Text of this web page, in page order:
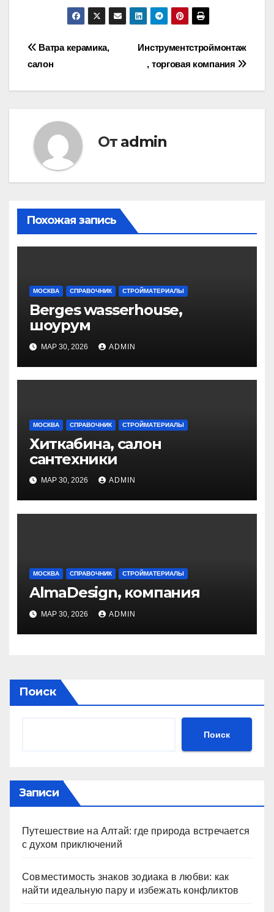
Навигация
Инструментстроймонтаж
, торговая компания
Ватра керамика,
салон
От admin
Похожая запись
МОСКВА СПРАВОЧНИК СТРОЙМАТЕРИАЛЫ
Berges wasserhouse,
шоурум
МАР 30, 2026 ADMIN
МОСКВА СПРАВОЧНИК СТРОЙМАТЕРИАЛЫ
Хиткабина, салон
сантехники
МАР 30, 2026 ADMIN
МОСКВА СПРАВОЧНИК СТРОЙМАТЕРИАЛЫ
AlmaDesign, компания
МАР 30, 2026 ADMIN
Поиск
Поиск
Записи
Путешествие на Алтай: где природа встречается
с духом приключений
Совместимость знаков зодиака в любви: как
найти идеальную пару и избежать конфликтов